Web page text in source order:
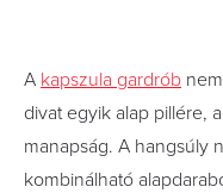
A kapszula gardrób
divat egyik alap pillére,
manapság. A hangsúly
kombinálható